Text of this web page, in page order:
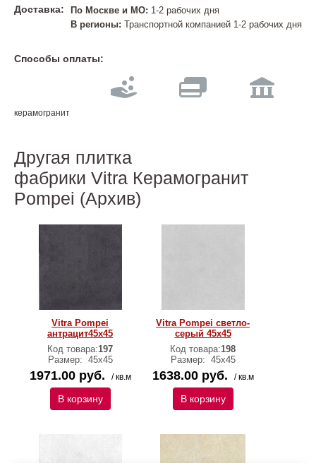
Доставка: По Москве и МО: 1-2 рабочих дня
В регионы: Транспортной компанией 1-2 рабочих дня
Способы оплаты:
керамогранит
Другая плитка
фабрики Vitra Керамогранит
Pompei (Архив)
Vitra Pompei
антрацит45x45
Код товара:197
Размер: 45x45
1971.00 руб. / кв.м
В корзину
Vitra Pompei светло-
серый 45x45
Код товара:198
Размер: 45x45
1638.00 руб. / кв.м
В корзину